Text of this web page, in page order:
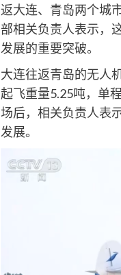
返大连、青岛两个城
部相关负责人表示，
发展的重要突破。
大连往返青岛的无人
起飞重量5.25吨，单
场后，相关负责人表
发展。